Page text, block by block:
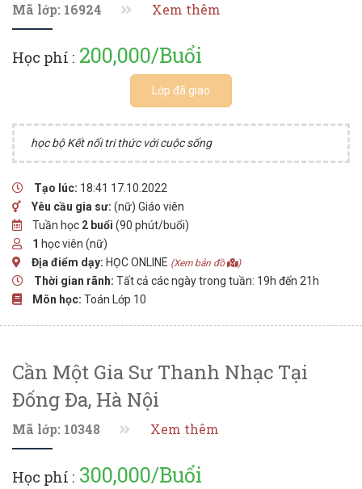
Mã lớp: 16924 Xem thêm
Học phí : 200,000/Buổi
Lớp đã giao
học bộ Kết nối tri thức với cuộc sống
Tạo lúc: 18:41 17.10.2022
Yêu cầu gia sư: (nữ) Giáo viên
Tuần học 2 buổi (90 phút/buổi)
1 học viên (nữ)
Địa điểm dạy: HỌC ONLINE (Xem bản đồ )
Thời gian rãnh: Tất cả các ngày trong tuần: 19h đến 21h
Môn học: Toán Lớp 10
Cần Một Gia Sư Thanh Nhạc Tại
Đống Đa, Hà Nội
Mã lớp: 10348 Xem thêm
Học phí : 300,000/Buổi